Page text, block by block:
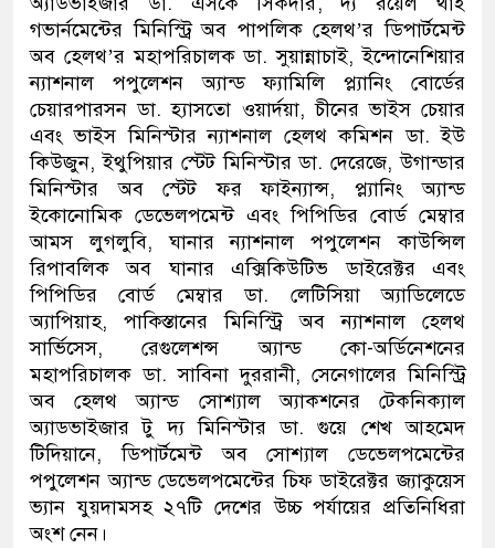
গভার্নমেন্টের মিনিস্ট্রি অব পাপলিক হেলথ’র ডিপার্টমেন্ট
অব হেলথ’র মহাপরিচালক ডা. সুয়ান্নাচাই, ইন্দোনেশিয়ার
ন্যাশনাল পপুলেশন অ্যান্ড ফ্যামিলি প্ল্যানিং বোর্ডের
চেয়ারপারসন ডা. হ্যাসতো ওয়ার্দয়া, চীনের ভাইস চেয়ার
এবং ভাইস মিনিস্টার ন্যাশনাল হেলথ কমিশন ডা. ইউ
কিউজুন, ইথুপিয়ার স্টেট মিনিস্টার ডা. দেরেজে, উগান্ডার
মিনিস্টার অব স্টেট ফর ফাইন্যান্স, প্ল্যানিং অ্যান্ড
ইকোনোমিক ডেভেলপমেন্ট এবং পিপিডির বোর্ড মেম্বার
আমস লুগলুবি, ঘানার ন্যাশনাল পপুলেশন কাউন্সিল
রিপাবলিক অব ঘানার এক্সিকিউটিভ ডাইরেক্টর এবং
পিপিডির বোর্ড মেম্বার ডা. লেটিসিয়া অ্যাডিলেডে
অ্যাপিয়াহ, পাকিস্তানের মিনিস্ট্রি অব ন্যাশনাল হেলথ
সার্ভিসেস, রেগুলেশন্স অ্যান্ড কো-অর্ডিনেশনের
মহাপরিচালক ডা. সাবিনা দুররানী, সেনেগালের মিনিস্ট্রি
অব হেলথ অ্যান্ড সোশ্যাল অ্যাকশনের টেকনিক্যাল
অ্যাডভাইজার টু দ্য মিনিস্টার ডা. গুয়ে শেখ আহমেদ
টিদিয়ানে, ডিপার্টমেন্ট অব সোশ্যাল ডেভেলপমেন্টের
পপুলেশন অ্যান্ড ডেভেলপমেন্টের চিফ ডাইরেক্টর জ্যাকুয়েস
ভ্যান যুয়দামসহ ২৭টি দেশের উচ্চ পর্যায়ের প্রতিনিধিরা
অংশ নেন।